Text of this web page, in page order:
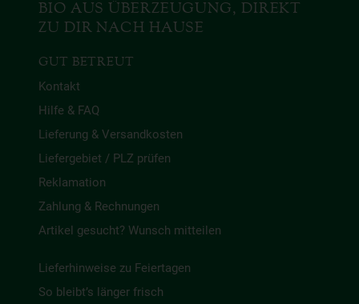
BIO AUS ÜBERZEUGUNG, DIREKT
ZU DIR NACH HAUSE
GUT BETREUT
Kontakt
Hilfe & FAQ
Lieferung & Versandkosten
Liefergebiet / PLZ prüfen
Reklamation
Zahlung & Rechnungen
Artikel gesucht? Wunsch mitteilen
Lieferhinweise zu Feiertagen
So bleibt’s länger frisch